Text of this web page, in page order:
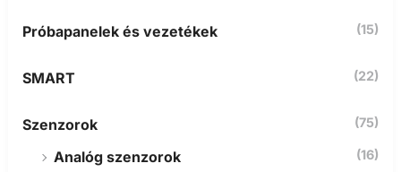
Próbapanelek és vezetékek (15)
SMART (22)
Szenzorok (75)
Analóg szenzorok (16)